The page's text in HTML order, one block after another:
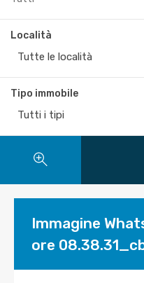
Località
Tutte le località
Tipo immobile
Tutti i tipi
Immagine
ore